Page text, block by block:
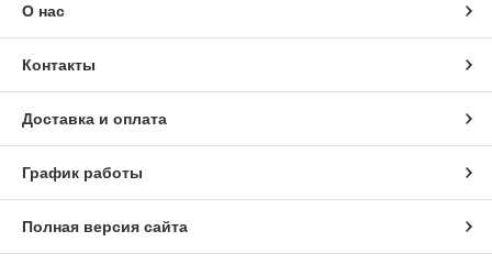
О нас
Контакты
Доставка и оплата
График работы
Полная версия сайта